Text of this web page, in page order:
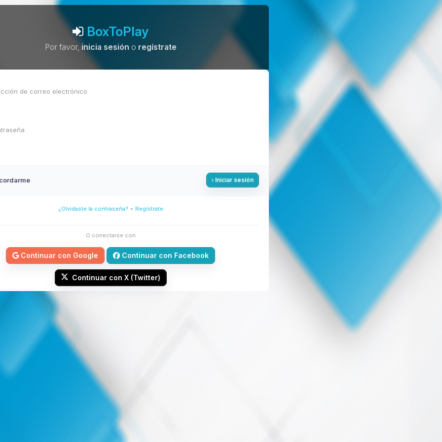
BoxToPlay
Por favor,inicia sesión o regístrate
Iniciar sesión
¿Olvidaste la contraseña? - Regístrate
O conectarse con
Continuar con Google Continuar con Facebook
Continuar con X (Twitter)